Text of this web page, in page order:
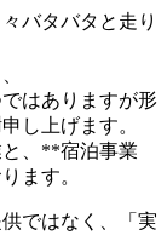
バタバタと走り
、
はありますが形
し上げます。
、**宿泊事業
ます。
ではなく、「実